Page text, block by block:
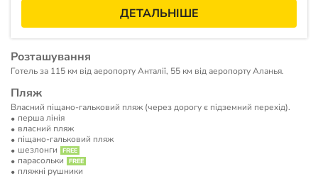
ДЕТАЛЬНІШЕ
Розташування
Готель за 115 км від аеропорту Анталії, 55 км від аеропорту Аланья.
Пляж
Власний піщано-гальковий пляж (через дорогу є підземний перехід).
перша лінія
власний пляж
піщано-гальковий пляж
шезлонги
парасольки
пляжні рушники